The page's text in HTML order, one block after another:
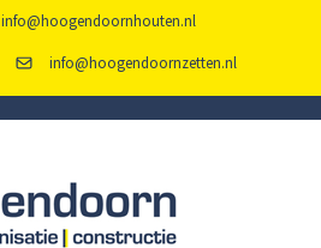
info@hoogendoornhouten.nl
info@hoogendoornzetten.nl